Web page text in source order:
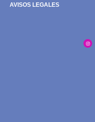
AVISOS LEGALES